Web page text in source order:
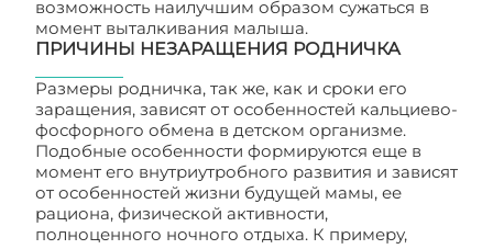
возможность наилучшим образом сужаться в
момент выталкивания малыша.
ПРИЧИНЫ НЕЗАРАЩЕНИЯ РОДНИЧКА
Размеры родничка, так же, как и сроки его
заращения, зависят от особенностей кальциево-
фосфорного обмена в детском организме.
Подобные особенности формируются еще в
момент его внутриутробного развития и зависят
от особенностей жизни будущей мамы, ее
рациона, физической активности,
полноценного ночного отдыха. К примеру,